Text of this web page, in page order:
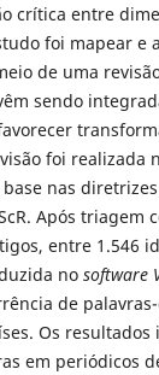
crítica entre
foi mapear e
de uma
sendo
foi realizada
base nas
Após triagem
entre 1.546
no software
de
Os
em periódicos